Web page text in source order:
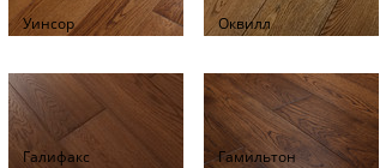
Уинсор Оквилл
Галифакс Гамильтон